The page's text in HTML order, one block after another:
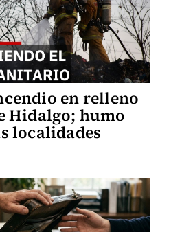
en relleno
Hidalgo; humo
localidades